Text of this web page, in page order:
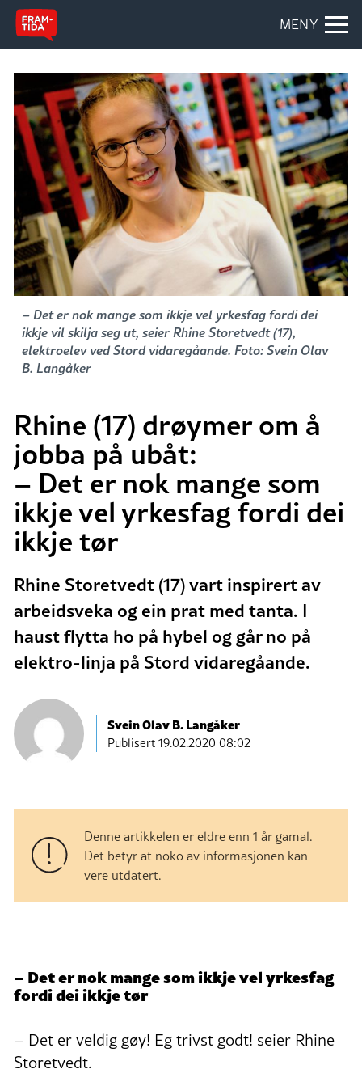
MENY
– Det er nok mange som ikkje vel yrkesfag fordi dei
ikkje vil skilja seg ut, seier Rhine Storetvedt (17),
elektroelev ved Stord vidaregåande. Foto: Svein Olav
B. Langåker
Rhine (17) drøymer om å
jobba på ubåt:
– Det er nok mange som
ikkje vel yrkesfag fordi dei
ikkje tør
Rhine Storetvedt (17) vart inspirert av
arbeidsveka og ein prat med tanta. I
haust flytta ho på hybel og går no på
elektro-linja på Stord vidaregåande.
Svein Olav B. Langåker
Publisert19.02.2020 08:02
Denne artikkelen er eldre enn 1 år gamal.
Det betyr at noko av informasjonen kan
vere utdatert.
– Det er nok mange som ikkje vel yrkesfag
fordi dei ikkje tør
– Det er veldig gøy! Eg trivst godt! seier Rhine
Storetvedt.